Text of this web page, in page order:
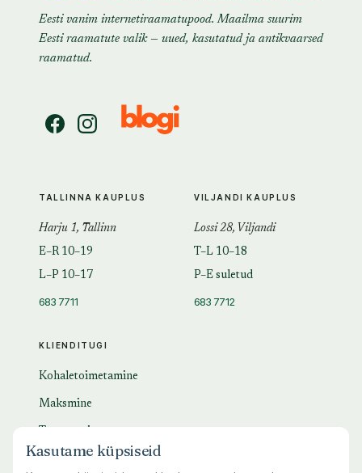
Eesti vanim internetiraamatupood. Maailma suurim
Eesti raamatute valik — uued, kasutatud ja antikvaarsed
raamatud.
KLIENDITUGI
Kohaletoimetamine
Maksmine
KKK
TALLINNA KAUPLUS
Harju 1, Tallinn
E–R 10–19
L–P 10–17
683 7711
VILJANDI KAUPLUS
Lossi 28, Viljandi
T–L 10–18
P–E suletud
683 7712
Kasutame küpsiseid